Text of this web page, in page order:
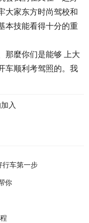
大家东方时尚驾校和
本技能看得十分的重
那麼你们是能够 上大
车顺利考驾照的。我
入
行车第一步
你